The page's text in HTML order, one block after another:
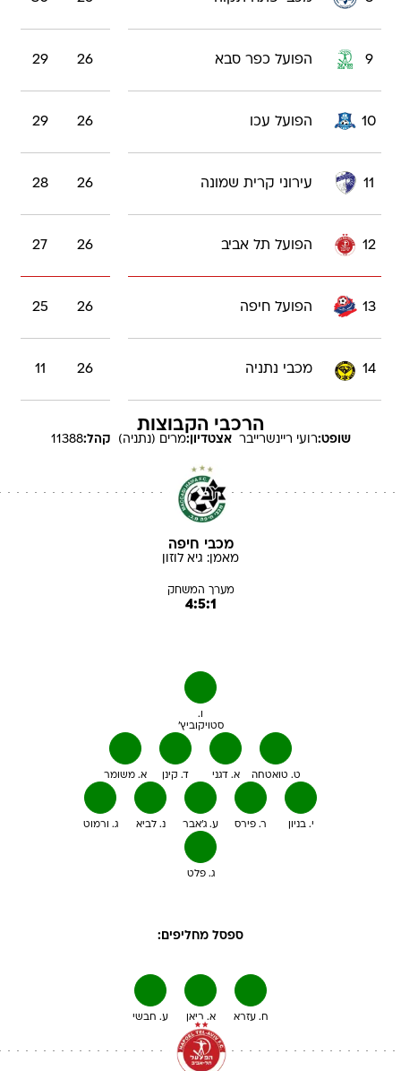
9 הפועל כפר סבא 26
29
10 הפועל עכו 26
29
11 עירוני קרית שמונה 26
28
12 הפועל תל אביב 26
27
13 הפועל חיפה 26
25
14 מכבי נתניה 26
11
הרכבי הקבוצות
שופט:רועי ריינשרייבר אצטדיון:מרים (נתניה) קהל:11388
מכבי חיפה
מאמן: גיא לוזון
מערך המשחק
4:5:1
ו.
סטויקוביץ'
א. משומר ד. קינן א. דגני ט. טואטחה
ג. ורמוט נ. לביא ע. ג'אבר ר. פירס י. בניון
ג. פלט
ספסל מחליפים:
ע. חבשי א. ריאן ח. עזרא